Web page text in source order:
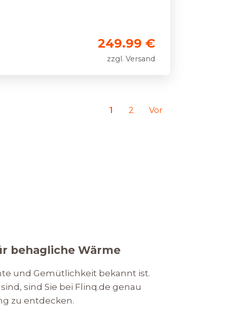
249.99 €
zzgl. Versand
1 2 Vor
behagliche Wärme
und Gemütlichkeit bekannt ist.
sind Sie bei Flinq.de genau
zu entdecken.